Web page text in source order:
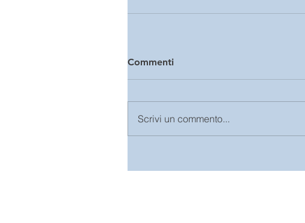
Commenti
Scrivi un commento...